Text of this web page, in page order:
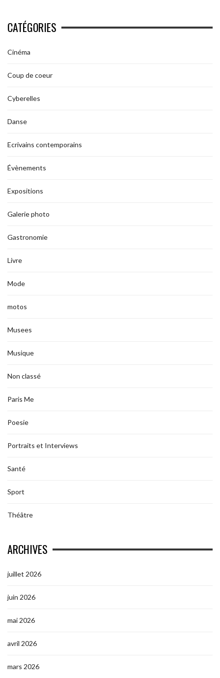
CATÉGORIES
Cinéma
Coup de coeur
Cyberelles
Danse
Ecrivains contemporains
Évènements
Expositions
Galerie photo
Gastronomie
Livre
Mode
motos
Musees
Musique
Non classé
Paris Me
Poesie
Portraits et Interviews
Santé
Sport
Théâtre
ARCHIVES
juillet 2026
juin 2026
mai 2026
avril 2026
mars 2026